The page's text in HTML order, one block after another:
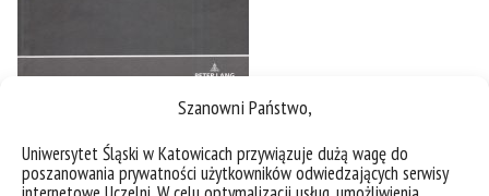
Szanowni Państwo,
Uniwersytet Śląski w Katowicach przywiązuje dużą wagę do
poszanowania prywatności użytkowników odwiedzających serwisy